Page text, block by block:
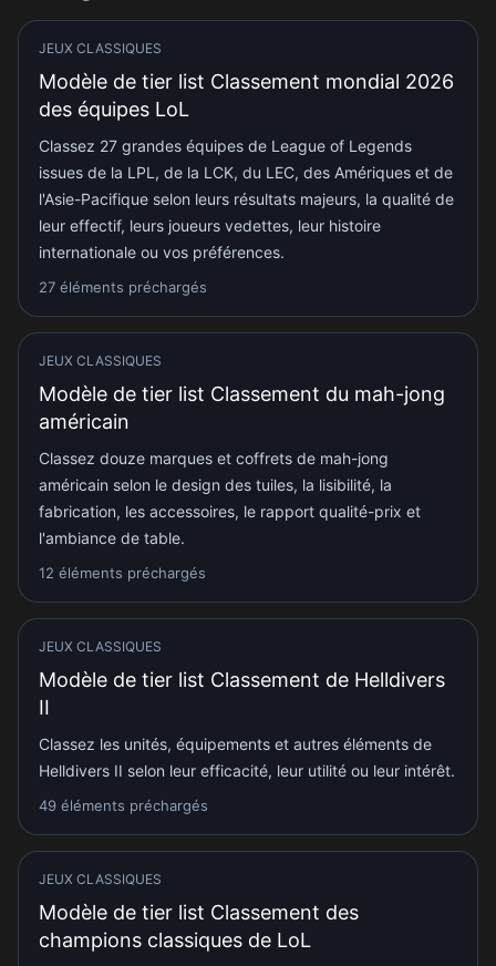
JEUX CLASSIQUES
Modèle de tier list Classement mondial 2026
des équipes LoL
Classez 27 grandes équipes de League of Legends
issues de la LPL, de la LCK, du LEC, des Amériques et de
l'Asie-Pacifique selon leurs résultats majeurs, la qualité de
leur effectif, leurs joueurs vedettes, leur histoire
internationale ou vos préférences.
27 éléments préchargés
JEUX CLASSIQUES
Modèle de tier list Classement du mah-jong
américain
Classez douze marques et coffrets de mah-jong
américain selon le design des tuiles, la lisibilité, la
fabrication, les accessoires, le rapport qualité-prix et
l'ambiance de table.
12 éléments préchargés
JEUX CLASSIQUES
Modèle de tier list Classement de Helldivers
II
Classez les unités, équipements et autres éléments de
Helldivers II selon leur efficacité, leur utilité ou leur intérêt.
49 éléments préchargés
JEUX CLASSIQUES
Modèle de tier list Classement des
champions classiques de LoL